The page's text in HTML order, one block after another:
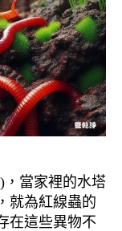
，當家裡的水塔
就為紅線蟲的
在這些異物不